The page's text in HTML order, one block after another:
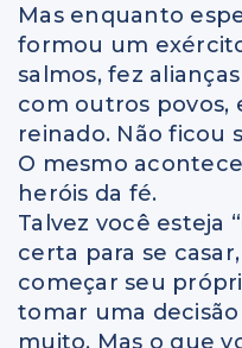
Mas enquanto
formou um
salmos, fez
com outros povos,
reinado. Não ficou
O mesmo
heróis da fé.
Talvez você esteja
certa para se
começar seu
tomar uma
muito. Mas o que